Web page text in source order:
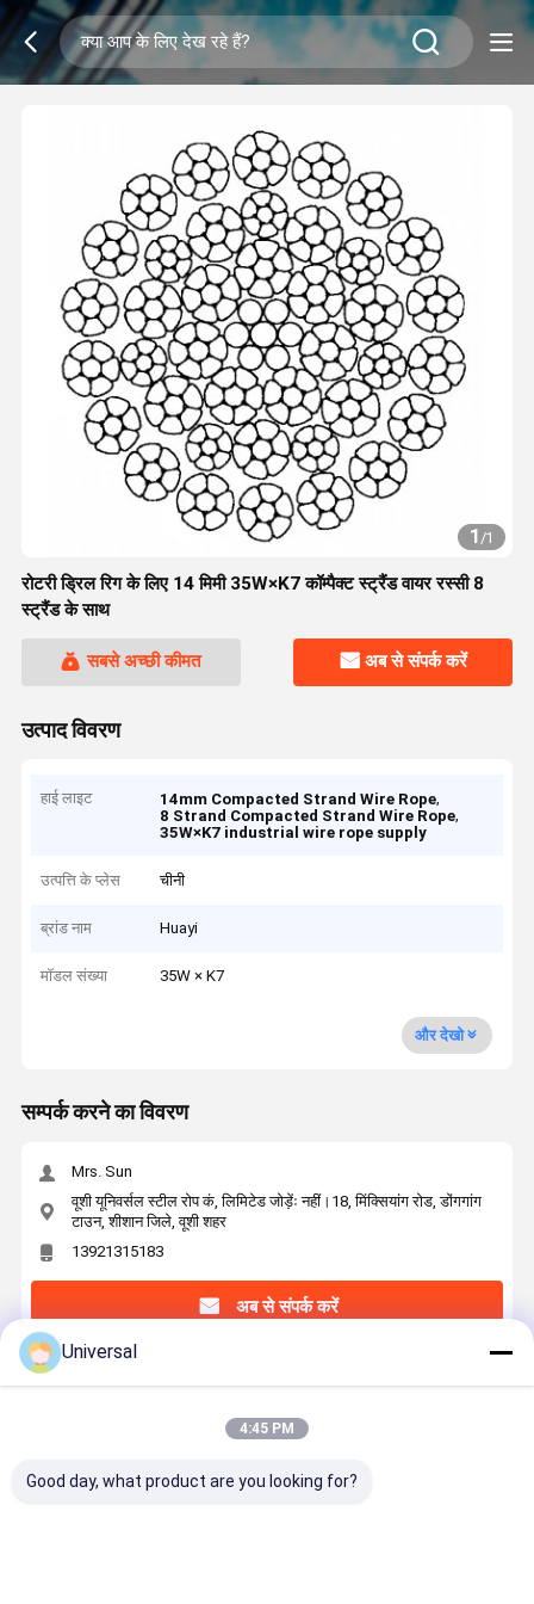
1/1
रोटरी ड्रिल रिग के लिए 14 मिमी 35W×K7 कॉम्पैक्ट स्ट्रैंड वायर रस्सी 8
स्ट्रैंड के साथ
सबसे अच्छी कीमत अब से संपर्क करें
उत्पाद विवरण
हाई लाइट 14mm Compacted Strand Wire Rope,
8 Strand Compacted Strand Wire Rope,
35W×K7 industrial wire rope supply
उत्पत्ति के प्लेस चीनी
ब्रांड नाम Huayi
मॉडल संख्या 35W × K7
और देखो
सम्पर्क करने का विवरण
Mrs. Sun
वूशी यूनिवर्सल स्टील रोप कं, लिमिटेड जोड़ेंः नहीं।18, मिंक्सियांग रोड, डोंगगांग
टाउन, शीशान जिले, वूशी शहर
13921315183
अब से संपर्क करें
सबसे उत्तम प्रतिदान प्राप्त करें
रस्सी 8 स्ट्रैंड के साथ
Universal
4:45 PM
Good day, what product are you looking for?